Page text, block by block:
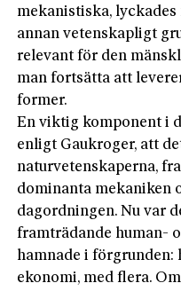
mekanistiska,
annan vetenskapligt
relevant för den
man fortsätta att
former.
En viktig komponent i
enligt Gaukroger, att
naturvetenskaperna,
dominanta mekaniken
dagordningen. Nu var
framträdande human-
hamnade i förgrunden:
ekonomi, med flera.